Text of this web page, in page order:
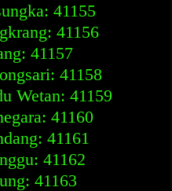
41155
41156
41157
41158
Wetan: 41159
41160
41161
41162
41163